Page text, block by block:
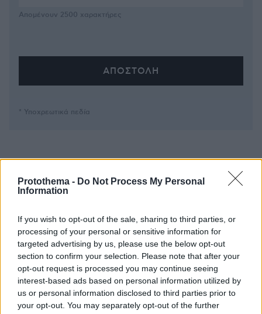
Protothema - Do Not Process My Personal
Information
If you wish to opt-out of the sale, sharing to third parties, or
processing of your personal or sensitive information for
targeted advertising by us, please use the below opt-out
section to confirm your selection. Please note that after your
opt-out request is processed you may continue seeing
interest-based ads based on personal information utilized by
us or personal information disclosed to third parties prior to
your opt-out. You may separately opt-out of the further
Απομένουν 2500 χαρακτήρες
* Υποχρεωτικά πεδία
ΡΟΗ ΕΙΔΗΣΕΩΝ
Ειδήσεις Σχολιασμένα
Βοκαριά: Στο λιμανάκι της Χίου όπου μια οικογένεια
ψαράδων σε κάνει «ψαρά για μία μέρα»
πριν 7 λεπτά
Τα είδη κολοκυθιού και πώς τα μαγειρεύουμε
πριν 12 λεπτά
Καταγγελία για νυχτερινή είσοδο ισραηλινών
στρατευμάτων σε χωριό του Λιβάνου, η απάντηση του